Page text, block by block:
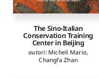
The Sino-Italian
Conservation Training
Center in Beijing
autori: Micheli Mario,
Changfa Zhan